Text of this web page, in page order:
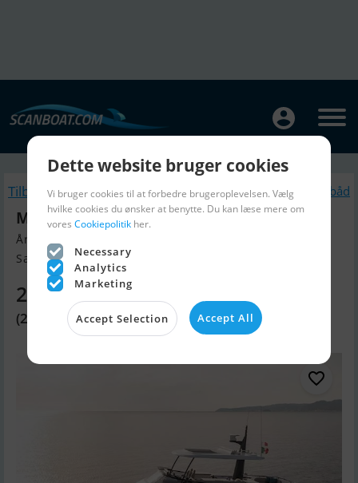
Tilbage Lignende Motorbåd
Magellano 60
Årgang 2025, Motorbåd til salg
Savona, Italien
21.111.350 DKK
(2.828.000 EUR)
Dette website bruger cookies
Vi bruger cookies til at forbedre brugeroplevelsen. Vælg
hvilke cookies du ønsker at benytte. Du kan læse mere om
vores Cookiepolitik her.
Necessary
Analytics
Marketing
Accept Selection Accept All